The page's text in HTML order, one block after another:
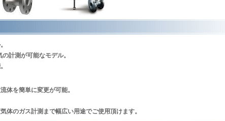
計測が可能なモデル。
体を簡単に変更が可能。
体のガス計測まで幅広い用途でご使用頂けます。